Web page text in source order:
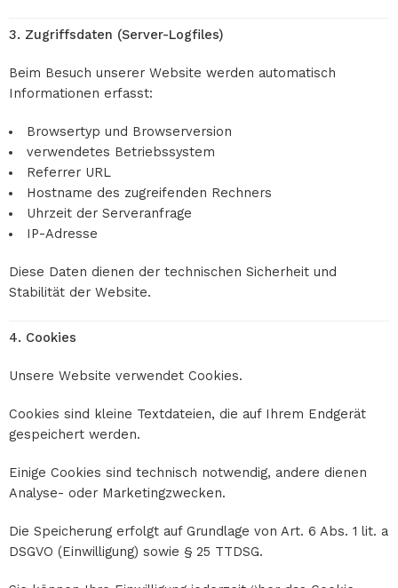
3. Zugriffsdaten (Server-Logfiles)
Beim Besuch unserer Website werden automatisch
Informationen erfasst:
Browsertyp und Browserversion
verwendetes Betriebssystem
Referrer URL
Hostname des zugreifenden Rechners
Uhrzeit der Serveranfrage
IP-Adresse
Diese Daten dienen der technischen Sicherheit und
Stabilität der Website.
4. Cookies
Unsere Website verwendet Cookies.
Cookies sind kleine Textdateien, die auf Ihrem Endgerät
gespeichert werden.
Einige Cookies sind technisch notwendig, andere dienen
Analyse- oder Marketingzwecken.
Die Speicherung erfolgt auf Grundlage von Art. 6 Abs. 1 lit. a
DSGVO (Einwilligung) sowie § 25 TTDSG.